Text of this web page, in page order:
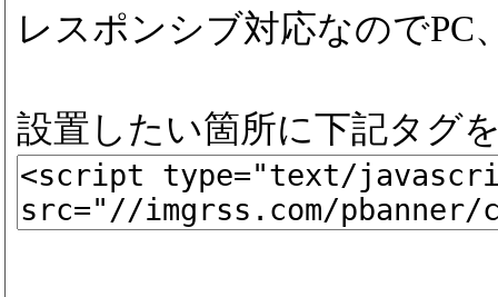
レスポンシブ対応なので
設置したい箇所に下記タグ